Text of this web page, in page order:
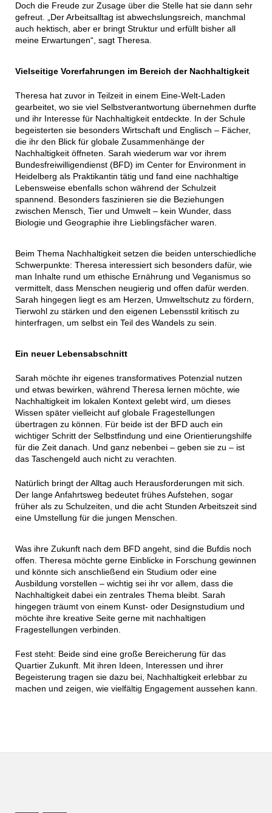
Doch die Freude zur Zusage über die Stelle hat sie dann sehr
gefreut. „Der Arbeitsalltag ist abwechslungsreich, manchmal
auch hektisch, aber er bringt Struktur und erfüllt bisher all
meine Erwartungen“, sagt Theresa.
Vielseitige Vorerfahrungen im Bereich der Nachhaltigkeit
Theresa hat zuvor in Teilzeit in einem Eine-Welt-Laden
gearbeitet, wo sie viel Selbstverantwortung übernehmen durfte
und ihr Interesse für Nachhaltigkeit entdeckte. In der Schule
begeisterten sie besonders Wirtschaft und Englisch ­– Fächer,
die ihr den Blick für globale Zusammenhänge der
Nachhaltigkeit öffneten. Sarah wiederum war vor ihrem
Bundesfreiwilligendienst (BFD) im Center for Environment in
Heidelberg als Praktikantin tätig und fand eine nachhaltige
Lebensweise ebenfalls schon während der Schulzeit
spannend. Besonders faszinieren sie die Beziehungen
zwischen Mensch, Tier und Umwelt – kein Wunder, dass
Biologie und Geographie ihre Lieblingsfächer waren.
Beim Thema Nachhaltigkeit setzen die beiden unterschiedliche
Schwerpunkte: Theresa interessiert sich besonders dafür, wie
man Inhalte rund um ethische Ernährung und Veganismus so
vermittelt, dass Menschen neugierig und offen dafür werden.
Sarah hingegen liegt es am Herzen, Umweltschutz zu fördern,
Tierwohl zu stärken und den eigenen Lebensstil kritisch zu
hinterfragen, um selbst ein Teil des Wandels zu sein.
Ein neuer Lebensabschnitt
Sarah möchte ihr eigenes transformatives Potenzial nutzen
und etwas bewirken, während Theresa lernen möchte, wie
Nachhaltigkeit im lokalen Kontext gelebt wird, um dieses
Wissen später vielleicht auf globale Fragestellungen
übertragen zu können. Für beide ist der BFD auch ein
wichtiger Schritt der Selbstfindung und eine Orientierungshilfe
für die Zeit danach. Und ganz nebenbei – geben sie zu – ist
das Taschengeld auch nicht zu verachten.
Natürlich bringt der Alltag auch Herausforderungen mit sich.
Der lange Anfahrtsweg bedeutet frühes Aufstehen, sogar
früher als zu Schulzeiten, und die acht Stunden Arbeitszeit sind
eine Umstellung für die jungen Menschen.
Was ihre Zukunft nach dem BFD angeht, sind die Bufdis noch
offen. Theresa möchte gerne Einblicke in Forschung gewinnen
und könnte sich anschließend ein Studium oder eine
Ausbildung vorstellen – wichtig sei ihr vor allem, dass die
Nachhaltigkeit dabei ein zentrales Thema bleibt. Sarah
hingegen träumt von einem Kunst- oder Designstudium und
möchte ihre kreative Seite gerne mit nachhaltigen
Fragestellungen verbinden.
Fest steht: Beide sind eine große Bereicherung für das
Quartier Zukunft. Mit ihren Ideen, Interessen und ihrer
Begeisterung tragen sie dazu bei, Nachhaltigkeit erlebbar zu
machen und zeigen, wie vielfältig Engagement aussehen kann.